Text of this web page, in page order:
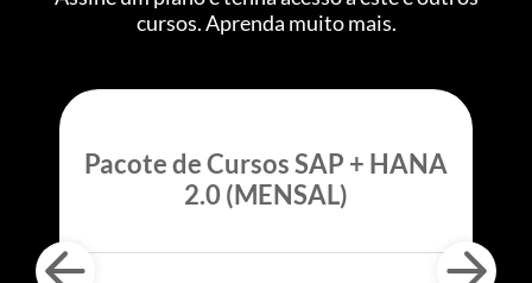
cursos. Aprenda muito mais.
Pacote de Cursos SAP + HANA
2.0 (MENSAL)